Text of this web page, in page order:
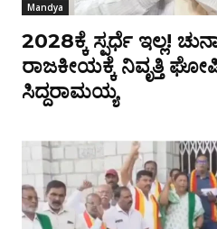
Mandya
2028ಕ್ಕೆ ಸ್ಪರ್ಧೆ ಇಲ್ಲ!
ರಾಜಕೀಯಕ್ಕೆ ನಿವೃತ್ತಿ
ಸಿದ್ದರಾಮಯ್ಯ